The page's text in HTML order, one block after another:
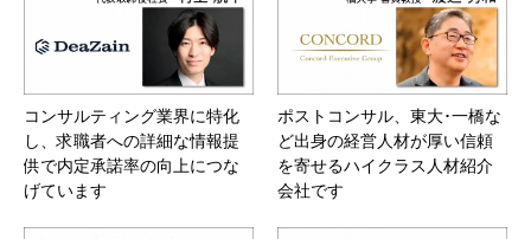
コンサルティング業界に特化
し、求職者への詳細な情報提
供で内定承諾率の向上につな
げています
ポストコンサル、東大･一橋な
ど出身の経営人材が厚い信頼
を寄せるハイクラス人材紹介
会社です